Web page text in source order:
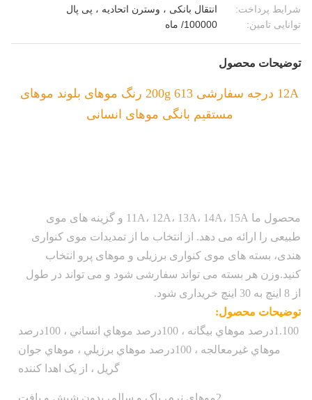
شرایط پرداخت:
انتقال بانکی ، وسترن اتحادیه ، پی پال
توانایی تامین:
100000/ ماه
توضیحات محصول
12A درجه سفارشی 200g 613 رنگ موهای بلوند موهای
مستقیم بانگی موهای انسانی
محصول ما 11A، 12A، 13A، 14A، 15A و گزینه های موی
طبیعی را ارائه می دهد. از انتخاب ما از تمدیدات موی کنواری
هندی، بسته های موی کنواری برزیلی و موهای پرو انتخاب
کنید.وزن هر بسته می تواند سفارشی شود و می تواند در طول
از 8 اینچ به 30 اینچ خریداری شود.
توضیحات محصول:
1.100درصد موهاي بيگانه ، 100درصد موهاي انساني ، 100درصد
موهاي غيرمعالجه ، 100درصد موهاي برزيلي ، موهاي جوان
گريل ، از يک اهدا کننده
2موهاي نرم، پاک و سالم، بدون شپش و بافت